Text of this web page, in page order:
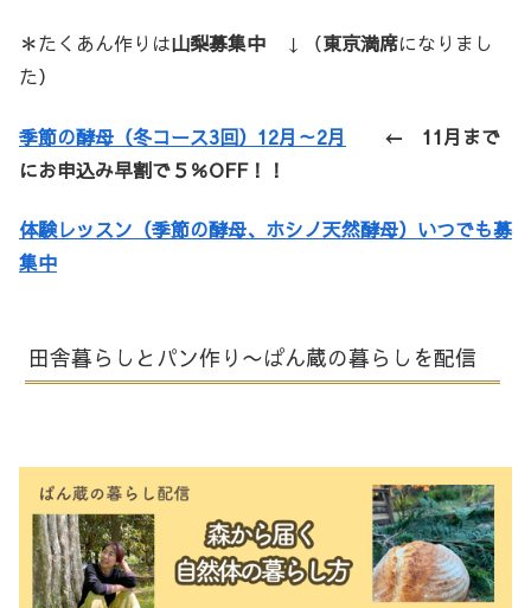
＊たくあん作りは山梨募集中 ↓（東京満席になりまし
た）
季節の酵母（冬コース3回）12月～2月
← 11月まで
にお申込み早割で５％OFF！！
体験レッスン（季節の酵母、ホシノ天然酵母）いつでも募
集中
田舎暮らしとパン作り〜ぱん蔵の暮らしを配信